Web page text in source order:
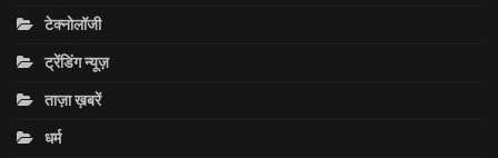
टेक्नोलॉजी
ट्रेंडिंग न्यूज़
ताज़ा ख़बरें
धर्म